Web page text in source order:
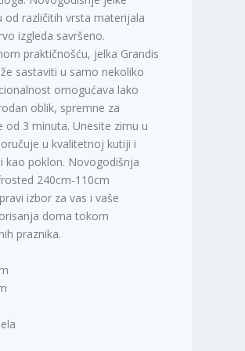
od različitih vrsta materijala
izgleda savršeno.
praktičnošću, jelka Grandis
sastaviti u samo nekoliko
omogućava lako
oblik, spremne za
od 3 minuta. Unesite zimu u
u kvalitetnoj kutiji i
kao poklon. Novogodišnja
240cm-110cm
izbor za vas i vaše
doma tokom
praznika.